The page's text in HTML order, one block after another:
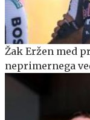
Žak Eržen med
neprimernega